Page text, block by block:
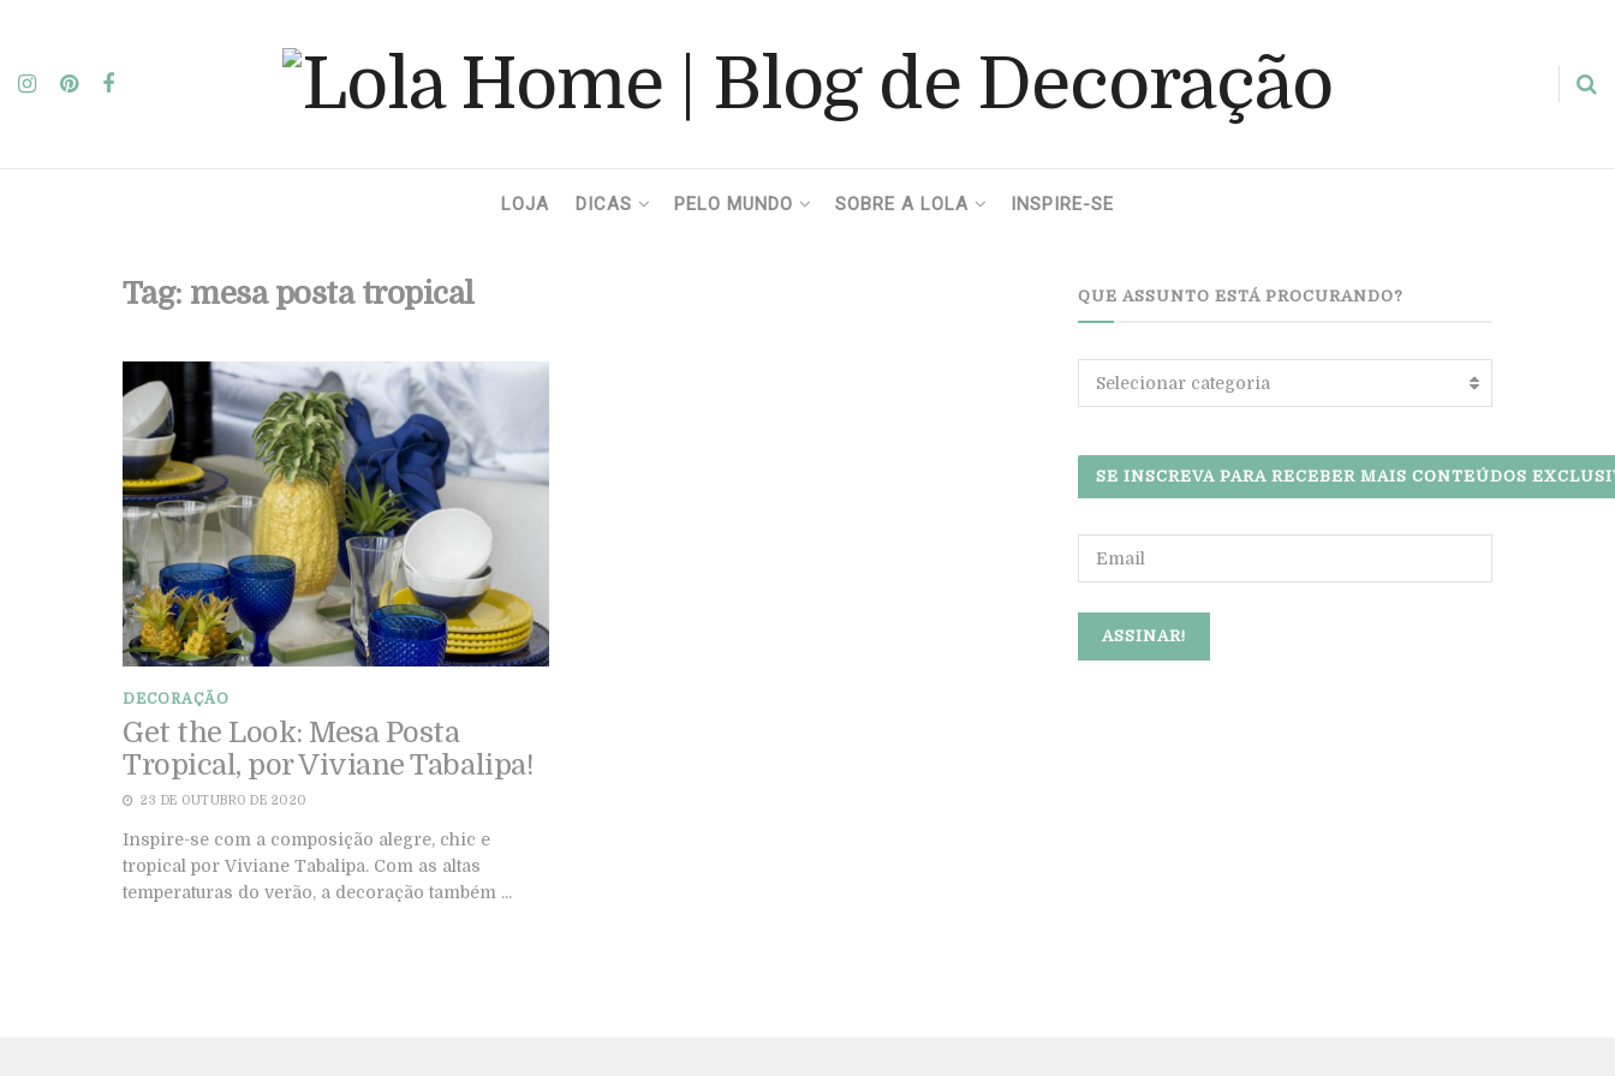
LOJA DICAS PELO MUNDO SOBRE A LOLA INSPIRE-SE
Tag: mesa posta tropical
DECORAÇÃO
Get the Look: Mesa Posta
Tropical, por Viviane Tabalipa!
23 DE OUTUBRO DE 2020
Inspire-se com a composição alegre, chic e
tropical por Viviane Tabalipa. Com as altas
temperaturas do verão, a decoração também ...
QUE ASSUNTO ESTÁ PROCURANDO?
Selecionar categoria
SE INSCREVA PARA RECEBER MAIS CONTEÚDOS